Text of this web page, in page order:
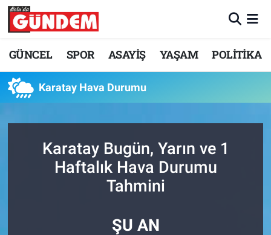
GÜNCEL SPOR ASAYİŞ YAŞAM POLİTİKA
Karatay Hava Durumu
Karatay Bugün, Yarın ve 1
Haftalık Hava Durumu
Tahmini
ŞU AN
Merkez Nöbetçi Eczaneler
Tüm Manşetler